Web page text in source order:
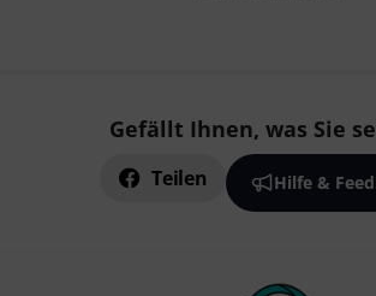
Gefällt Ihnen, was Sie
Teilen Hilfe &